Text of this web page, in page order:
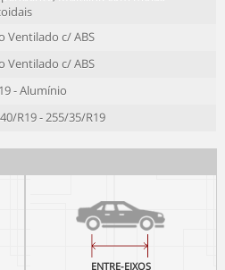
Ventilado c/ ABS
Ventilado c/ ABS
- Alumínio
R19 - 255/35/R19
ENTRE-EIXOS